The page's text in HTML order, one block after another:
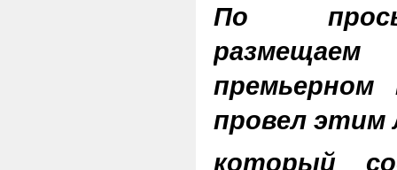
По
провел этим
который